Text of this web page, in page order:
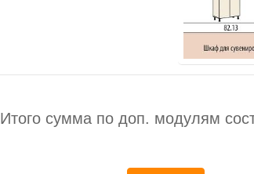
Итого сумма по доп. модулям